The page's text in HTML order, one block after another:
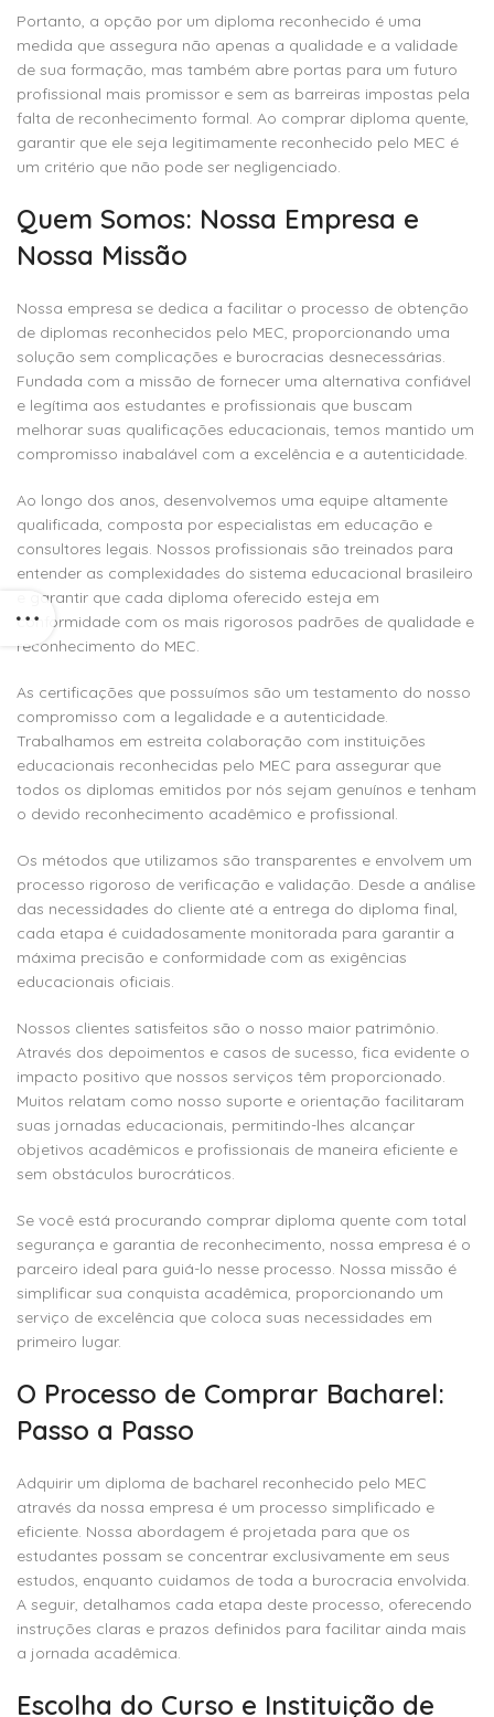
Portanto, a opção por um diploma reconhecido é uma
medida que assegura não apenas a qualidade e a validade
de sua formação, mas também abre portas para um futuro
profissional mais promissor e sem as barreiras impostas pela
falta de reconhecimento formal. Ao comprar diploma quente,
garantir que ele seja legitimamente reconhecido pelo MEC é
um critério que não pode ser negligenciado.
Quem Somos: Nossa Empresa e
Nossa Missão
Nossa empresa se dedica a facilitar o processo de obtenção
de diplomas reconhecidos pelo MEC, proporcionando uma
solução sem complicações e burocracias desnecessárias.
Fundada com a missão de fornecer uma alternativa confiável
e legítima aos estudantes e profissionais que buscam
melhorar suas qualificações educacionais, temos mantido um
compromisso inabalável com a excelência e a autenticidade.
Ao longo dos anos, desenvolvemos uma equipe altamente
qualificada, composta por especialistas em educação e
consultores legais. Nossos profissionais são treinados para
entender as complexidades do sistema educacional brasileiro
e garantir que cada diploma oferecido esteja em
conformidade com os mais rigorosos padrões de qualidade e
reconhecimento do MEC.
As certificações que possuímos são um testamento do nosso
compromisso com a legalidade e a autenticidade.
Trabalhamos em estreita colaboração com instituições
educacionais reconhecidas pelo MEC para assegurar que
todos os diplomas emitidos por nós sejam genuínos e tenham
o devido reconhecimento acadêmico e profissional.
Os métodos que utilizamos são transparentes e envolvem um
processo rigoroso de verificação e validação. Desde a análise
das necessidades do cliente até a entrega do diploma final,
cada etapa é cuidadosamente monitorada para garantir a
máxima precisão e conformidade com as exigências
educacionais oficiais.
Nossos clientes satisfeitos são o nosso maior patrimônio.
Através dos depoimentos e casos de sucesso, fica evidente o
impacto positivo que nossos serviços têm proporcionado.
Muitos relatam como nosso suporte e orientação facilitaram
suas jornadas educacionais, permitindo-lhes alcançar
objetivos acadêmicos e profissionais de maneira eficiente e
sem obstáculos burocráticos.
Se você está procurando comprar diploma quente com total
segurança e garantia de reconhecimento, nossa empresa é o
parceiro ideal para guiá-lo nesse processo. Nossa missão é
simplificar sua conquista acadêmica, proporcionando um
serviço de excelência que coloca suas necessidades em
primeiro lugar.
O Processo de Comprar Bacharel:
Passo a Passo
Adquirir um diploma de bacharel reconhecido pelo MEC
através da nossa empresa é um processo simplificado e
eficiente. Nossa abordagem é projetada para que os
estudantes possam se concentrar exclusivamente em seus
estudos, enquanto cuidamos de toda a burocracia envolvida.
A seguir, detalhamos cada etapa deste processo, oferecendo
instruções claras e prazos definidos para facilitar ainda mais
a jornada acadêmica.
Escolha do Curso e Instituição de